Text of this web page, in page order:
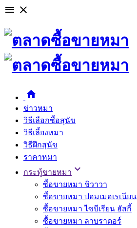
 close

ข่าวหมา
วิธีเลือกซื้อสุนัข
วิธีเลี้ยงหมา
วิธีฝึกสุนัข
ราคาหมา
กระทู้ขายหมา 
ซื้อขายหมา ชิวาวา
ซื้อขายหมา ปอมเมอเรเนียน
ซื้อขายหมา ไซบีเรียน ฮัสกี้
ซื้อขายหมา ลาบราดอร์